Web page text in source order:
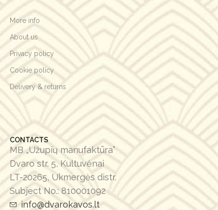
More info
About us
Privacy policy
Cookie policy
Delivery & returns
CONTACTS
MB „Užupių manufaktūra”
Dvaro str. 5, Kultuvėnai
LT-20265, Ukmergės distr.
Subject No.: 810001092
info@dvarokavos.lt